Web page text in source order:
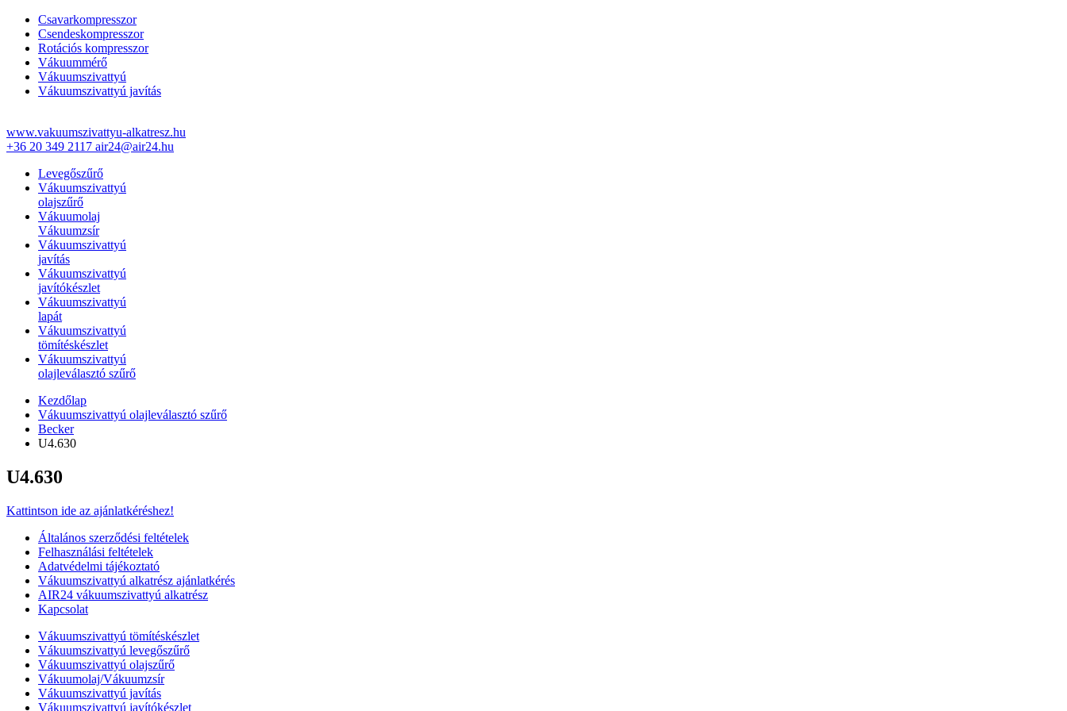
Csavarkompresszor
Csendeskompresszor
Rotációs kompresszor
Vákuummérő
Vákuumszivattyú
Vákuumszivattyú javítás
www.vakuumszivattyu-alkatresz.hu
+36 20 349 2117 air24@air24.hu
Levegőszűrő
Vákuumszivattyú
olajszűrő
Vákuumolaj
Vákuumzsír
Vákuumszivattyú
javítás
Vákuumszivattyú
javítókészlet
Vákuumszivattyú
lapát
Vákuumszivattyú
tömítéskészlet
Vákuumszivattyú
olajleválasztó szűrő
Kezdőlap
Vákuumszivattyú olajleválasztó szűrő
Becker
U4.630
U4.630
Kattintson ide az ajánlatkéréshez!
Általános szerződési feltételek
Felhasználási feltételek
Adatvédelmi tájékoztató
Vákuumszivattyú alkatrész ajánlatkérés
AIR24 vákuumszivattyú alkatrész
Kapcsolat
Vákuumszivattyú tömítéskészlet
Vákuumszivattyú levegőszűrő
Vákuumszivattyú olajszűrő
Vákuumolaj/Vákuumzsír
Vákuumszivattyú javítás
Vákuumszivattyú javítókészlet